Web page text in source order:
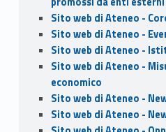
Sito web di Ateneo -
Sito web di Ateneo -
Sito web di Ateneo -
Sito web di Ateneo -
economico
Sito web di Ateneo -
Sito web di Ateneo -